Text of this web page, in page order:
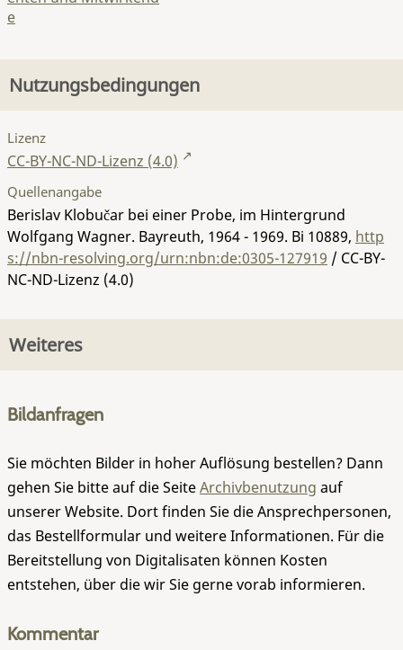
e
Nutzungsbedingungen
Lizenz
CC-BY-NC-ND-Lizenz (4.0)
Quellenangabe
Berislav Klobučar bei einer Probe, im Hintergrund
Wolfgang Wagner. Bayreuth, 1964 - 1969. Bi 10889, http
s://nbn-resolving.org/urn:nbn:de:0305-127919 / CC-BY-
NC-ND-Lizenz (4.0)
Weiteres
Bildanfragen
Sie möchten Bilder in hoher Auflösung bestellen? Dann
gehen Sie bitte auf die SeiteArchivbenutzung auf
unserer Website. Dort finden Sie die Ansprechpersonen,
das Bestellformular und weitere Informationen. Für die
Bereitstellung von Digitalisaten können Kosten
entstehen, über die wir Sie gerne vorab informieren.
Kommentar